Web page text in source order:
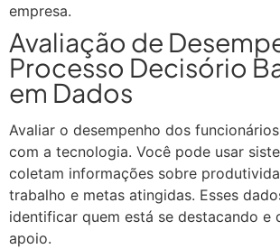
empresa.
Avaliação de
Processo Decisório
em Dados
Avaliar o desempenho dos
com a tecnologia. Você pode usar
coletam informações sobre
trabalho e metas atingidas. Esses
identificar quem está se destacando e
apoio.